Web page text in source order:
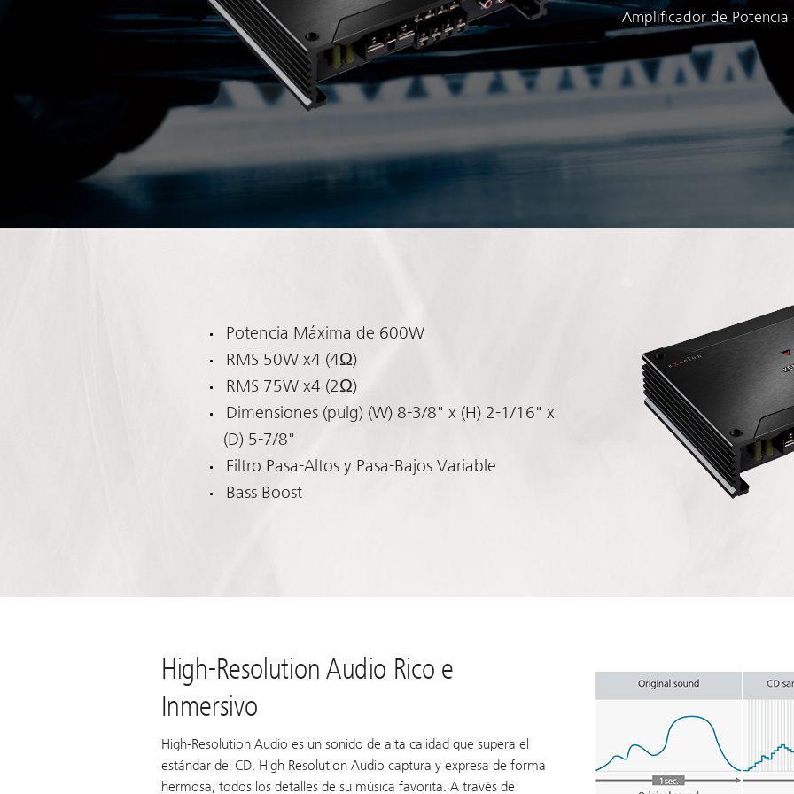
Amplificador de Potencia
Potencia Máxima de 600W
RMS 50W x4 (4Ω)
RMS 75W x4 (2Ω)
Dimensiones (pulg) (W) 8-3/8" x (H) 2-1/16" x
(D) 5-7/8"
Filtro Pasa-Altos y Pasa-Bajos Variable
Bass Boost
High-Resolution Audio Rico e
Inmersivo
High-Resolution Audio es un sonido de alta calidad que supera el
estándar del CD. High Resolution Audio captura y expresa de forma
hermosa, todos los detalles de su música favorita. A través de